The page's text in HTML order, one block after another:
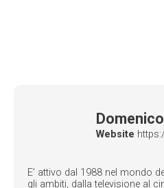
Website
E’ attivo dal 1988 nel mondo
gli ambiti, dalla televisione al